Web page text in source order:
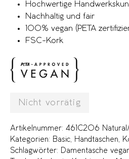
Hochwertige
Nachhaltig und fair
100% vegan (PETA
FSC-Kork
Nicht vorrätig
Artikelnummer: 461C206
Kategorien: Basic, Handtaschen,
Schlagwörter: Damentasche